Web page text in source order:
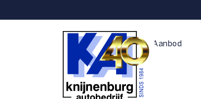
Home Aanbod